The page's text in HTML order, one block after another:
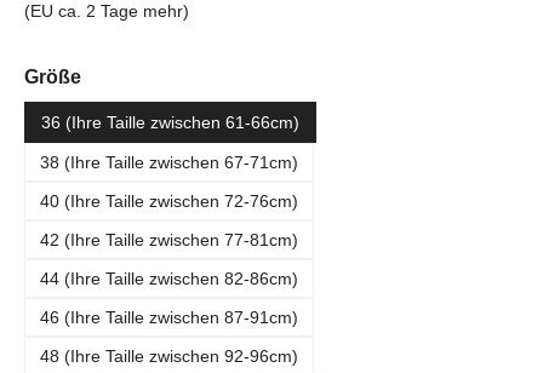
(EU ca. 2 Tage mehr)
Größeauswählen
36 (Ihre Taille zwischen 61-66cm)
38 (Ihre Taille zwischen 67-71cm)
40 (Ihre Taille zwischen 72-76cm)
42 (Ihre Taille zwischen 77-81cm)
44 (Ihre Taille zwischen 82-86cm)
46 (Ihre Taille zwischen 87-91cm)
48 (Ihre Taille zwischen 92-96cm)